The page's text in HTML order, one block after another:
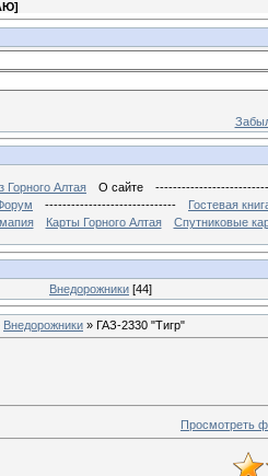
]
Горного Алтая О сайте
------------------------------
Гостевая
Карты Горного Алтая Спутниковые
Внедорожники [44]
Внедорожники » ГАЗ-2330 "Тигр"
Просмотреть